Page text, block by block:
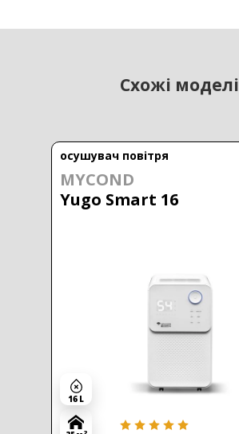
Схожі моделі
осушувач повітря
MYCOND
Yugo Smart 16
16 L